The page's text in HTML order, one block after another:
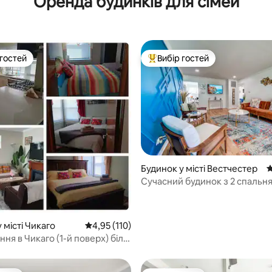
відгуки: 151
гостей
Чикаго Середня оцінка: 4,95 з 5, відгуки: 110
4,95 (110)
в Чикаго (1-й поверх) біля
Топ вибір гостей
Вибір гостей
Будинок у місті Вестчестер
Сучасний будинок з 2